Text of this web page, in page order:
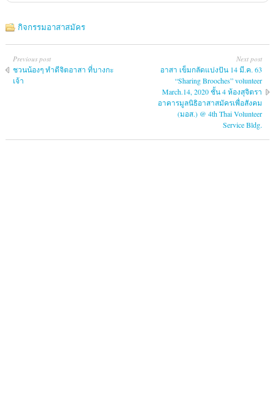
กิจกรรมอาสาสมัคร
Previous post
ชวนน้องๆ ทำดีจิตอาสา ที่บางกะ
เจ้า
Next post
อาสา เข็มกลัดแบ่งปัน 14 มี.ค. 63
“Sharing Brooches” volunteer
March.14, 2020 ชั้น 4 ห้องสุจิตรา
อาคารมูลนิธิอาสาสมัครเพื่อสังคม
(มอส.) @ 4th Thai Volunteer
Service Bldg.